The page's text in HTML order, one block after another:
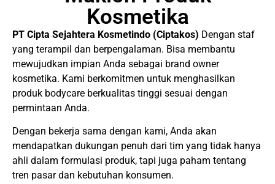
Maklon Produk
Kosmetika
PT Cipta Sejahtera Kosmetindo (Ciptakos)Dengan staf
yang terampil dan berpengalaman. Bisa membantu
mewujudkan impian Anda sebagai brand owner
kosmetika. Kami berkomitmen untuk menghasilkan
produk bodycare berkualitas tinggi sesuai dengan
permintaan Anda.
Dengan bekerja sama dengan kami, Anda akan
mendapatkan dukungan penuh dari tim yang tidak hanya
ahli dalam formulasi produk, tapi juga paham tentang